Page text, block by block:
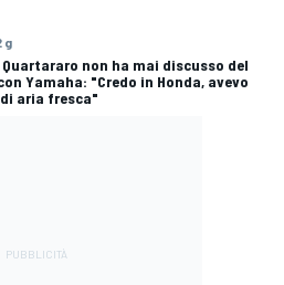
g
Quartararo non ha mai discusso del
Yamaha: "Credo in Honda, avevo
aria fresca"